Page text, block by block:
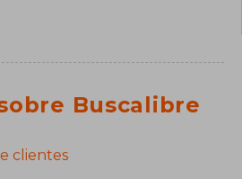
Buscalibre
clientes